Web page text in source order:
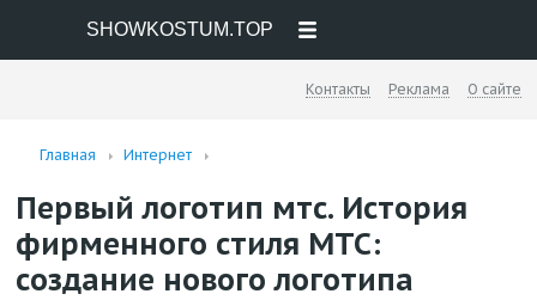
SHOWKOSTUM.TOP
Контакты Реклама О сайте
Главная Интернет
Первый логотип мтс. История
фирменного стиля MTC:
создание нового логотипа